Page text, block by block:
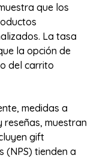
que los
La tasa
la opción de
del carrito
medidas a
muestran
gift
(NPS) tienden a